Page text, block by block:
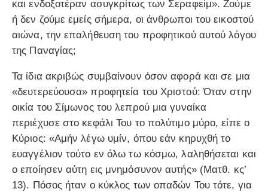
και ενδοξοτέραν ασυγκρίτως των Σεραφείμ». Ζούμε
ή δεν ζούμε εμείς σήμερα, οι άνθρωποι του εικοστού
αιώνα, την επαλήθευση του προφητικού αυτού λόγου
της Παναγίας;
Τα ίδια ακριβώς συμβαίνουν όσον αφορά και σε μια
«δευτερεύουσα» προφητεία του Χριστού: Όταν στην
οικία του Σίμωνος του λεπρού μια γυναίκα
περιέχυσε στο κεφάλι Του το πολύτιμο μύρο, είπε ο
Κύριος: «Αμήν λέγω υμίν, όπου εάν κηρυχθή το
ευαγγέλιον τούτο εν όλω τω κόσμω, λαληθήσεται και
ο εποίησεν αύτη εις μνημόσυνον αυτής» (Ματθ. κς’
13). Πόσος ήταν ο κύκλος των οπαδών Του τότε, για